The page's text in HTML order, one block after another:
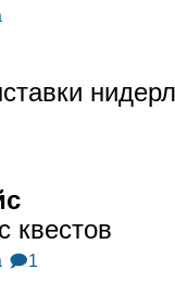
квестов
🗩1